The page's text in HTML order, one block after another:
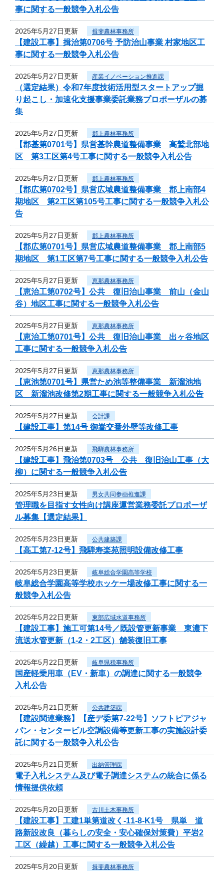
事に関する一般競争入札公告
2025年5月27日更新 揖斐農林事務所
【建設工事】揖治第0706号 予防治山事業 村家地区工
事に関する一般競争入札公告
2025年5月27日更新 産業イノベーション推進課
（選定結果）令和7年度技術活用型スタートアップ掘
り起こし・加速化支援事業委託業務プロポーザルの募
集
2025年5月27日更新 郡上農林事務所
【郡基第0701号】県営基幹農道整備事業 高鷲北部地
区 第3工区第4号工事に関する一般競争入札公告
2025年5月27日更新 郡上農林事務所
【郡広第0702号】県営広域農道整備事業 郡上南部4
期地区 第2工区第105号工事に関する一般競争入札公
告
2025年5月27日更新 郡上農林事務所
【郡広第0701号】県営広域農道整備事業 郡上南部5
期地区 第1工区第7号工事に関する一般競争入札公告
2025年5月27日更新 恵那農林事務所
【恵治工第0702号】公共 復旧治山事業 前山（金山
谷）地区工事に関する一般競争入札公告
2025年5月27日更新 恵那農林事務所
【恵治工第0701号】公共 復旧治山事業 出ヶ谷地区
工事に関する一般競争入札公告
2025年5月27日更新 恵那農林事務所
【恵池第0701号】県営ため池等整備事業 新溜池地
区 新溜池改修第2期工事に関する一般競争入札公告
2025年5月27日更新 会計課
【建設工事】第14号 御嵩交番外壁等改修工事
2025年5月26日更新 飛騨農林事務所
【建設工事】飛治第0703号 公共 復旧治山工事（大
柳）に関する一般競争入札公告
2025年5月23日更新 男女共同参画推進課
管理職を目指す女性向け講座運営業務委託プロポーザ
ル募集【選定結果】
2025年5月23日更新 公共建築課
【高工第7-12号】飛騨寿楽苑照明設備改修工事
2025年5月23日更新 岐阜総合学園高等学校
岐阜総合学園高等学校ホッケー場改修工事に関する一
般競争入札公告
2025年5月22日更新 東部広域水道事務所
【建設工事】施工可第14号／既設管更新事業 東濃下
流送水管更新（1-2・2工区）舗装復旧工事
2025年5月22日更新 岐阜県税事務所
国産軽乗用車（EV・新車）の調達に関する一般競争
入札公告
2025年5月21日更新 公共建築課
【建設関連業務】【産デ委第7-22号】ソフトピアジャ
パン・センタービル空調設備等更新工事の実施設計委
託に関する一般競争入札公告
2025年5月21日更新 出納管理課
電子入札システム及び電子調達システムの統合に係る
情報提供依頼
2025年5月20日更新 古川土木事務所
【建設工事】工建1単第道改く-11-8-K1号 県単 道
路新設改良（暮らしの安全・安心確保対策費）平岩2
工区（繰越）工事に関する一般競争入札公告
2025年5月20日更新 揖斐農林事務所